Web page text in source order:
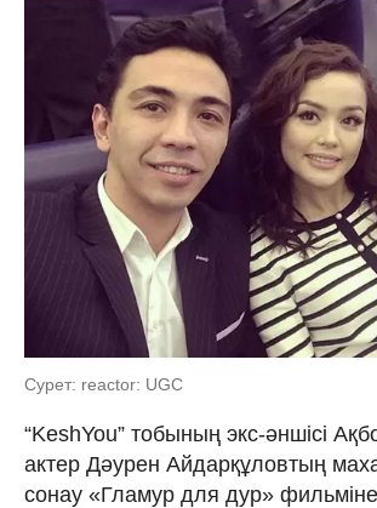
Сурет: reactor: UGC
“KeshYou” тобының экс-әншісі
актер Дәурен Айдарқұловтың
сонау «Гламур для дур»